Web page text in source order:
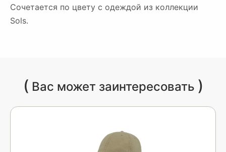
Сочетается по цвету с одеждой из коллекции
Sols.
( Вас может заинтересовать )